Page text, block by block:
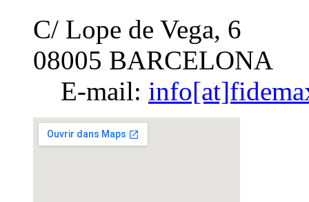
C/ Lope de Vega, 6
08005 BARCELONA
E-mail: